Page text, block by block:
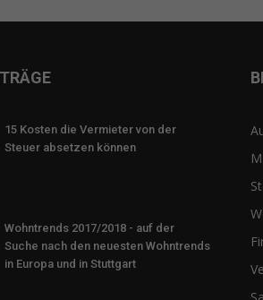
15 Kosten die Vermieter von der
Steuer absetzen können
Wohntrends 2017/2018 - auf der
Suche nach den neuesten Wohntrends
in Europa und in Stuttgart